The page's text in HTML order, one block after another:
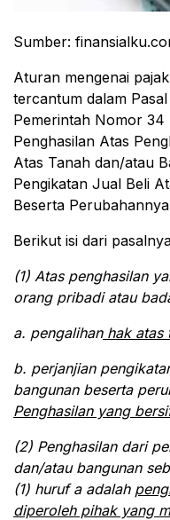
Sumber:
Aturan mengenai
tercantum dalam
Pemerintah Nomor 34
Penghasilan Atas
Atas Tanah dan/atau
Pengikatan Jual Beli
Beserta
Berikut isi dari
(1) Atas penghasilan
orang pribadi atau
a. pengalihanhak atas
b. perjanjian
bangunan beserta
Penghasilan yang
(2) Penghasilan dari
dan/atau bangunan
(1) huruf a adalah
diperoleh pihak yang